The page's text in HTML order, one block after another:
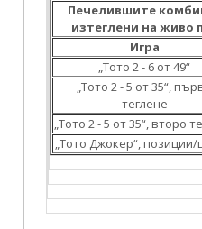
Печелившите
изтеглени на живо
Игра
„Тото 2 - 6 от 49“
„Тото 2 - 5 от 35“,
теглене
„Тото 2 - 5 от 35“, второ
„Тото Джокер“,